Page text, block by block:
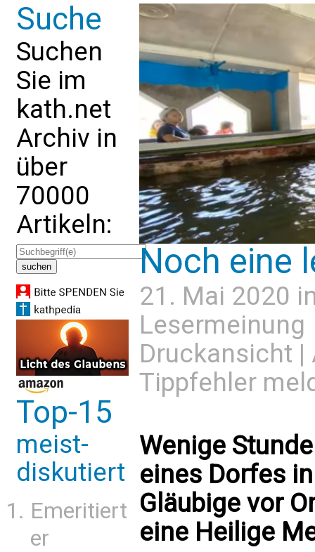
Suche
Suchen
Sie im
kath.net
Archiv in
über
70000
Artikeln:
Top-15
meist-
diskutiert
Emeritiert
er
Noch eine
21. Mai 2020
Lesermeinung
Druckansicht |
Tippfehler
Wenige
eines Dorfes
Gläubige vor
eine Heilige